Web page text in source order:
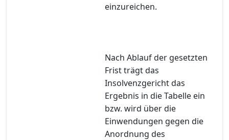
einzureichen.
Nach Ablauf der gesetzten
Frist trägt das
Insolvenzgericht das
Ergebnis in die Tabelle ein
bzw. wird über die
Einwendungen gegen die
Anordnung des